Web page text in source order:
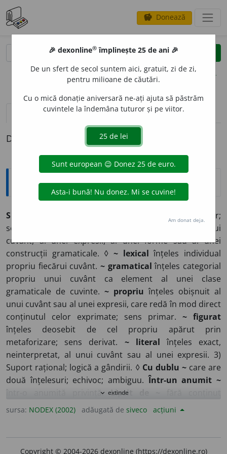
savings Donează
clear
opțiuni
definiții (1) pronunțievolume_up (50)
Definiția cu ID-ul 353115:
Explicative DEX
SENS ~uri
1) Conținut (noțional sau logic) interior;
semnificație a unui lucru; înțeles. 2)
Înțeles al unui
cuvânt, al unei expresii, al unei forme sau al unei
construcții gramaticale. ◊ ~ lexical înțeles individual
propriu fiecărui cuvânt. ~ gramatical înțeles categorial
propriu unui cuvânt ca element al unei clase
gramaticale de cuvinte. ~ propriu înțeles obișnuit al
unui cuvânt sau al unei expresii, care redă în mod direct
conținutul celor exprimate; sens primar. ~ figurat
înțeles deosebit de cel propriu apărut prin
metaforizare; sens derivat. ~ literal înțeles exact,
neinterpretat, al unui cuvânt sau al unei expresii. 3)
Suport rațional; logică a gândirii. ◊ Cu dublu ~care are
două înțelesuri; echivoc; ambiguu.Într-un anumit ~
într-o anumită privință.Lipsit de ~
conceptual. 4) Bază rațională care justifică esența unui
expand_more extinde
sursa: NODEX (2002) adăugată de siveco acțiuni
Copyright © 2004-2026 dexonline (https://dexonline.ro)
🎉 dexonline® împlinește 25 de ani 🎉
De un sfert de secol suntem aici, gratuit, zi de zi,
pentru milioane de căutări.
Cu o mică donație aniversară ne-ați ajuta să păstrăm
cuvintele la îndemâna tuturor și pe viitor.
Am donat deja.